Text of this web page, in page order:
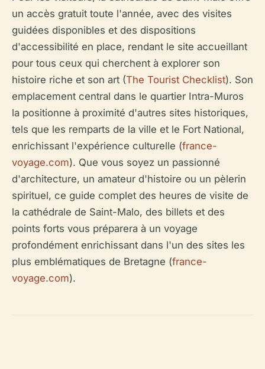
un accès gratuit toute l'année, avec des visites
guidées disponibles et des dispositions
d'accessibilité en place, rendant le site accueillant
pour tous ceux qui cherchent à explorer son
histoire riche et son art (The Tourist Checklist). Son
emplacement central dans le quartier Intra-Muros
la positionne à proximité d'autres sites historiques,
tels que les remparts de la ville et le Fort National,
enrichissant l'expérience culturelle (france-
voyage.com). Que vous soyez un passionné
d'architecture, un amateur d'histoire ou un pèlerin
spirituel, ce guide complet des heures de visite de
la cathédrale de Saint-Malo, des billets et des
points forts vous préparera à un voyage
profondément enrichissant dans l'un des sites les
plus emblématiques de Bretagne (france-
voyage.com).